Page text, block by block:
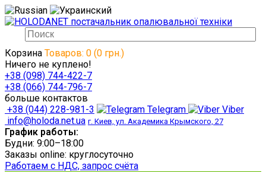
Корзина Товаров: 0 (0 грн.)
Ничего не куплено!
+38 (098) 744-422-7
+38 (066) 744-796-7
больше контактов
+38 (044) 228-981-3
Telegram
Viber
info@holoda.net.ua г. Киев, ул. Академика Крымского, 27
График работы:
Будни: 9:00–18:00
Заказы online: круглосуточно
Работаем с НДС, запрос счёта